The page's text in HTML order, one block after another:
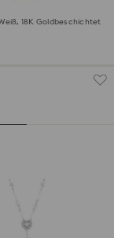
Halskette
18K Goldbeschichtet